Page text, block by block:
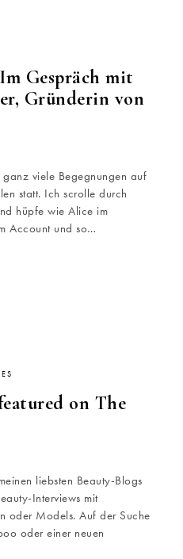
Gespräch mit
Gründerin von
viele Begegnungen auf
statt. Ich scrolle durch
hüpfe wie Alice im
Account und so…
on The
liebsten Beauty-Blogs
Interviews mit
oder Models. Auf der Suche
oder einer neuen